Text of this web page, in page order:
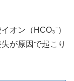
オン（HCO₃⁻）
が原因で起こり